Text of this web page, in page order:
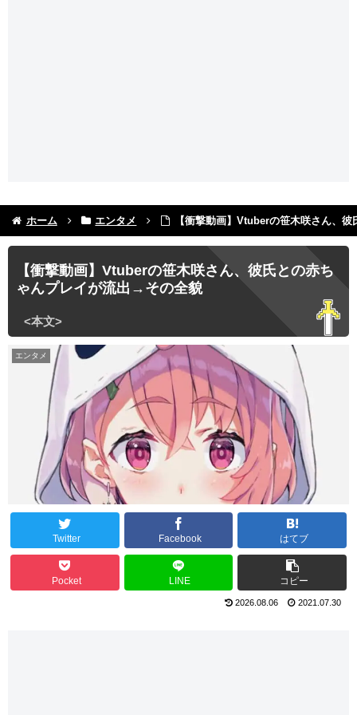
ホーム エンタメ 【衝撃動画】Vtuberの笹木咲さん、
【衝撃動画】Vtuberの笹木咲さん、彼氏との赤ち
ゃんプレイが流出→その全貌
エンタメ
Twitter Facebook はてブ
Pocket LINE コピー
2026.08.06 2021.07.30